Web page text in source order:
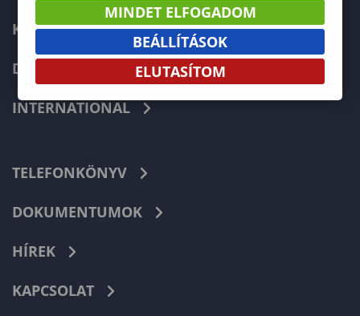
KÉPZÉSEK
DOKTORI ISKOLA
INTERNATIONAL
TELEFONKÖNYV
DOKUMENTUMOK
HÍREK
KAPCSOLAT
MINDET ELFOGADOM
BEÁLLÍTÁSOK
ELUTASÍTOM